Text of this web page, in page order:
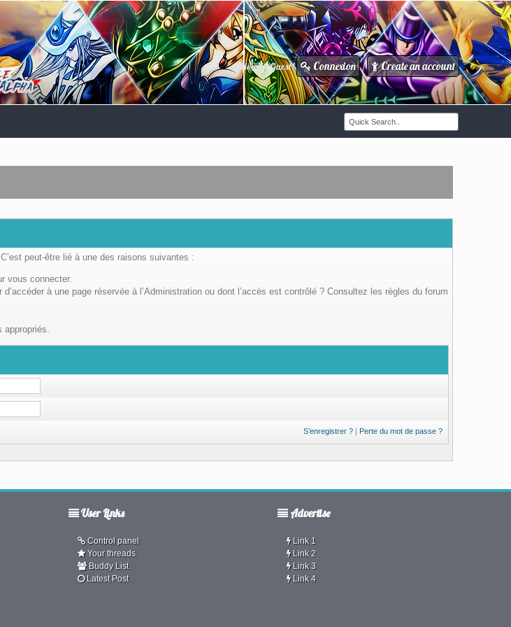
Howdy Guest! Connexion / Create an account
peut-être lié à une des raisons suivantes :
vous connecter.
à une page réservée à l’Administration ou dont l’accès est contrôlé ? Consultez les règles du forum
appropriés.
S’enregistrer ?| Perte du mot de passe ?
User Links
Control panel
Your threads
Buddy List
Latest Post
Advertise
Link 1
Link 2
Link 3
Link 4